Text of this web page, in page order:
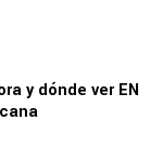
y dónde ver EN